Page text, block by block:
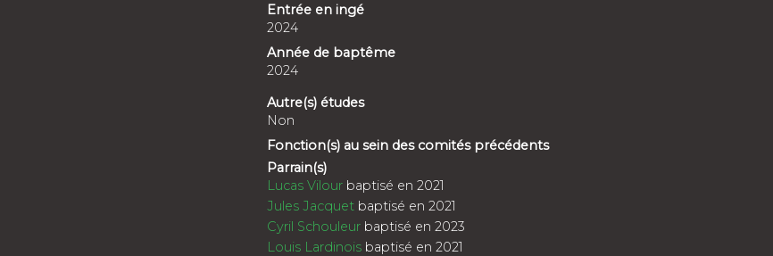
Entrée en ingé
2024
Année de baptême
2024
Autre(s) études
Non
Fonction(s) au sein des comités précédents
Parrain(s)
Lucas Vilourbaptisé en 2021
Jules Jacquetbaptisé en 2021
Cyril Schouleurbaptisé en 2023
Louis Lardinoisbaptisé en 2021